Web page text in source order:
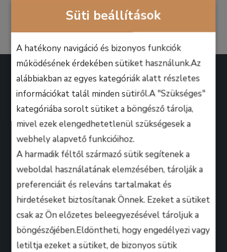
Süti beállítások
A hatékony navigáció és bizonyos funkciók
működésének érdekében sütiket használunk.Az
alábbiakban az egyes kategóriák alatt részletes
információkat talál minden sütiről.A "Szükséges"
kategóriába sorolt sütiket a böngésző tárolja,
mivel ezek elengedhetetlenül szükségesek a
webhely alapvető funkcióihoz.
A harmadik féltől származó sütik segítenek a
weboldal használatának elemzésében, tárolják a
preferenciáit és releváns tartalmakat és
hirdetéseket biztosítanak Önnek. Ezeket a sütiket
csak az Ön előzetes beleegyezésével tároljuk a
böngészőjében.Eldöntheti, hogy engedélyezi vagy
letiltja ezeket a sütiket, de bizonyos sütik
A B.M. Music School magasan képzett zenész-
oktatói úgy döntöttek, hogy ezen a platformon
keresztül professzionális keretek között, mindenki
számára lehetőséget biztosítanak arra, hogy
kihozza magából a maximumot, amire csak zeneileg
vágyhat!
Hasznos